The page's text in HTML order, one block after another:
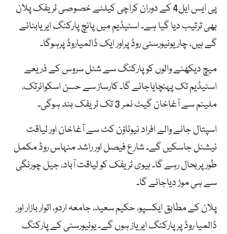
پی ایس ایل4 کے دوران کراچی کیلئے خصوصی ٹریفک پلان
بھی ترتیب دیا گیا ہے۔ اسٹیڈیم میں پانچ پارکنگ ایریابنائے
گے ہیں، چار یونیورسٹی روڈ پراور ایک ڈالمیاروڈ پرہوگا۔
میچ دیکھنے والوں کوپارکنگ سے شٹل سروس کے ذریعے
اسٹیڈیم تک پہنچایاجائے گا۔ کارساز سے حسن اسکوائرتک،
ملینم سے آغاخان گیٹ نمر 3 تک ٹریفک بند ہوگی۔
اسپتال جانے والے افراد نیوٹاؤن کٹ سے آغاخان اور لیاقت
نیشنل جاسکیں گے۔ شارع فیصل اور راشد منہاس روڈ مکمل
طورپربحال رہے گا۔ ہیوی ٹریفک کو لیاقت آباد، جیل چورنگی
سے ہی موڑ دیاجائے گا۔
پلان کے مطابق ایکسپو، حکیم سعید، جامعہ اردو، اتوار بازار اور
ڈالمیا روڈ پرپارکنگ ایریاز ہوں گے۔ یونیورسٹی کے پارکنگ